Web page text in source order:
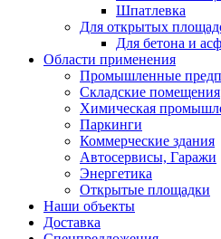
Шпатлевка
Для открытых
Для бетона и
Области применения
Промышленные
Складские помещения
Химическая
Паркинги
Коммерческие здания
Автосервисы, Гаражи
Энергетика
Открытые площадки
Наши объекты
Доставка